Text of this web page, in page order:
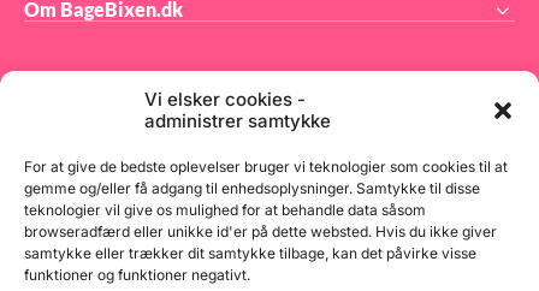
Vi elsker cookies -
administrer samtykke
For at give de bedste oplevelser bruger vi teknologier som cookies til at
gemme og/eller få adgang til enhedsoplysninger. Samtykke til disse
teknologier vil give os mulighed for at behandle data såsom
browseradfærd eller unikke id'er på dette websted. Hvis du ikke giver
samtykke eller trækker dit samtykke tilbage, kan det påvirke visse
funktioner og funktioner negativt.
84 dB (1 meter afstand)
vitaminer og mineraler – så
du får mest muligt ud af din
mad og drikke. Den er ideel
sundere, blende mere
varieret eller bare vil have
en blender, der kan det hele
– og lidt til. En kompromisløs
blender, skabt til daglig brug
og professionelle resultater.
[embed]https://www.youtube.com/watch?
v=-mJ00AztPFc[/embed]
Om BageBixen.dk
BageBixen.dk ApS
Tilmeld dig vores nyhedsbrev og modtag gode tilbud
samt spændende produktnyheder direkte i din
indbakke.